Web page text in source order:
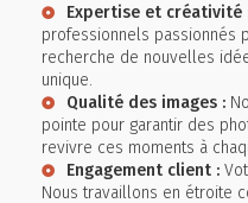
Expertise et créativité
professionnels passionnés
recherche de nouvelles
unique.
Qualité des images :
pointe pour garantir des
revivre ces moments à
Engagement client :
Nous travaillons en étroite